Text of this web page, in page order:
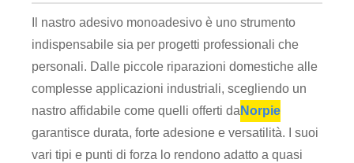
Il nastro adesivo monoadesivo è uno strumento
indispensabile sia per progetti professionali che
personali. Dalle piccole riparazioni domestiche alle
complesse applicazioni industriali, scegliendo un
nastro affidabile come quelli offerti da Norpie
garantisce durata, forte adesione e versatilità. I suoi
vari tipi e punti di forza lo rendono adatto a quasi